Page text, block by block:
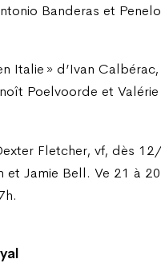
Banderas et
Italie » d’Ivan
Poelvoorde et Valérie
Fletcher, vf, dès
et Jamie Bell. Ve 21 à